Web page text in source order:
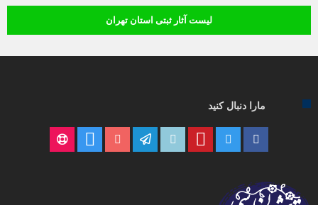
لیست آثار ثبتی استان تهران
مارا دنبال کنید